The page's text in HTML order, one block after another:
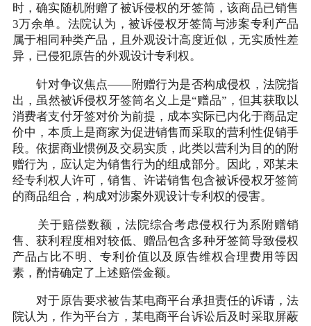
时，确实随机附赠了被诉侵权的牙签筒，该商品已销售
3万余单。法院认为，被诉侵权牙签筒与涉案专利产品
属于相同种类产品，且外观设计高度近似，无实质性差
异，已侵犯原告的外观设计专利权。
针对争议焦点——附赠行为是否构成侵权，法院指
出，虽然被诉侵权牙签筒名义上是“赠品”，但其获取以
消费者支付牙签对价为前提，成本实际已内化于商品定
价中，本质上是商家为促进销售而采取的营利性促销手
段。依据商业惯例及交易实质，此类以营利为目的的附
赠行为，应认定为销售行为的组成部分。因此，邓某未
经专利权人许可，销售、许诺销售包含被诉侵权牙签筒
的商品组合，构成对涉案外观设计专利权的侵害。
关于赔偿数额，法院综合考虑侵权行为系附赠销
售、获利程度相对较低、赠品包含多种牙签筒导致侵权
产品占比不明、专利价值以及原告维权合理费用等因
素，酌情确定了上述赔偿金额。
对于原告要求被告某电商平台承担责任的诉请，法
院认为，作为平台方，某电商平台诉讼后及时采取屏蔽